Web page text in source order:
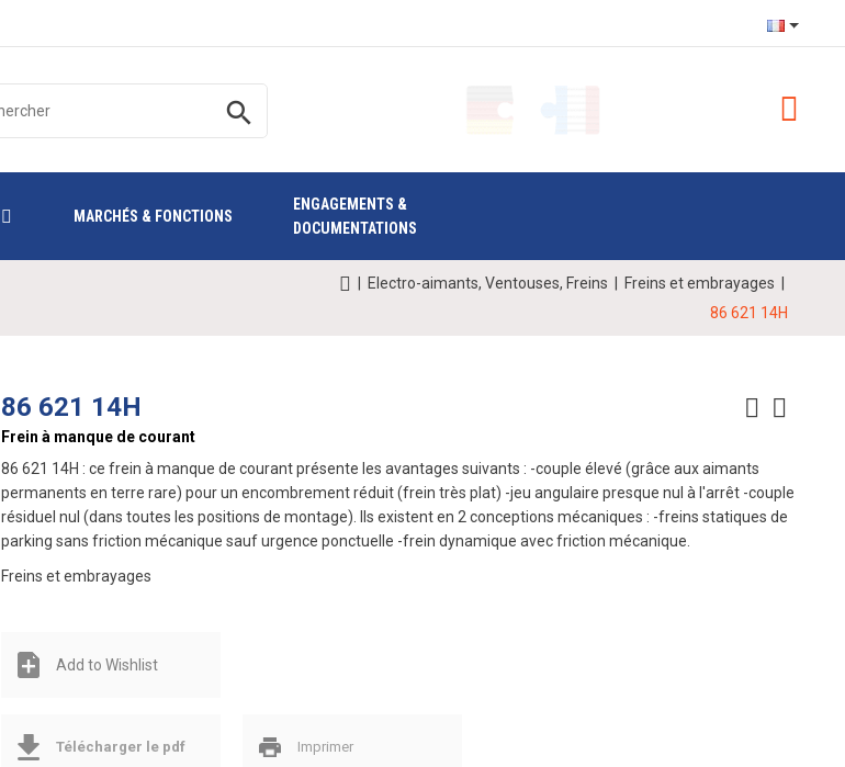
search
MARCHÉS & FONCTIONS
ENGAGEMENTS &
DOCUMENTATIONS
Electro-aimants, Ventouses, Freins Freins et embrayages
86 621 14H
86 621 14H
Frein à manque de courant
86 621 14H : ce frein à manque de courant présente les avantages suivants : -couple élevé (grâce aux aimants
permanents en terre rare) pour un encombrement réduit (frein très plat) -jeu angulaire presque nul à l'arrêt -couple
résiduel nul (dans toutes les positions de montage). Ils existent en 2 conceptions mécaniques : -freins statiques de
parking sans friction mécanique sauf urgence ponctuelle -frein dynamique avec friction mécanique.
Freins et embrayages
Add to Wishlist
Télécharger le pdf Imprimer